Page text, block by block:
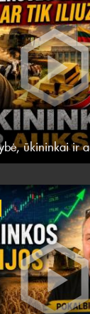
ūkininkai ir